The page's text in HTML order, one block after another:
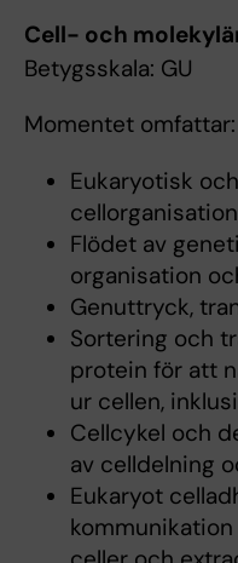
Cell- och
Betygsskala: GU
Momentet omfattar:
Eukaryotisk
Flödet av
organisation
Genuttryck,
Sortering och
protein för att
ur cellen,
Cellcykel och
av celldelning
Eukaryot